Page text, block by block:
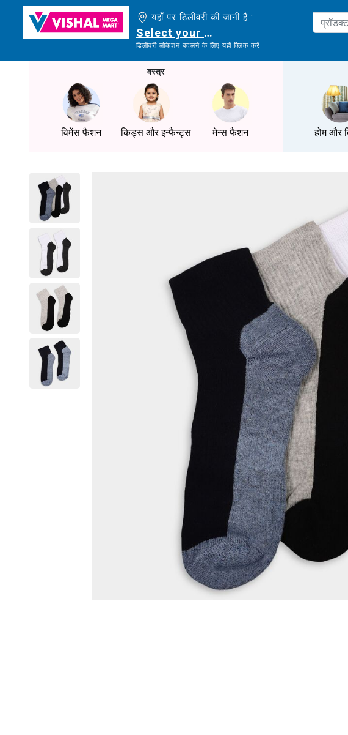
यहाँ पर डिलीवरी की जानी है :
Select your delivery location
डिलीवरी लोकेशन बदलने के लिए यहाँ क्लिक करें
वस्त्र
विमेंस फैशन किड्स और इन्फैन्ट्स मेन्स फैशन होम और